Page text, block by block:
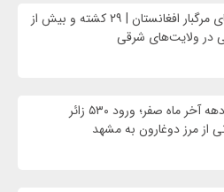
سیلاب‌های مرگبار افغانستان | ۲۹ کشته و بیش از
عزاداری دهه آخر ماه صفر؛ ورود ۵۳۰ زائر
از مرز دوغارون به مشهد